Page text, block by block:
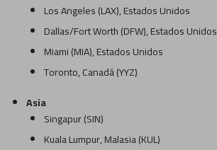
Los Angeles (LAX), Estados Unidos
Dallas/Fort Worth (DFW), Estados Unidos
Miami (MIA), Estados Unidos
Toronto, Canadá (YYZ)
Asia
Singapur (SIN)
Kuala Lumpur, Malasia (KUL)